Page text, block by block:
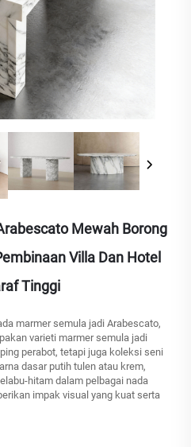
Mewah Borong
Villa Dan Hotel
Tinggi
marmer semula jadi Arabescato,
varieti marmer semula jadi
perabot, tetapi juga koleksi seni
dasar putih tulen atau krem,
hitam dalam pelbagai nada
impak visual yang kuat serta